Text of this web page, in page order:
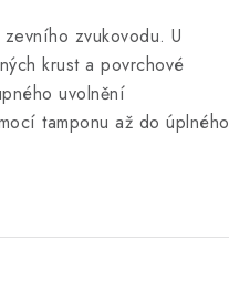
zvukovodu. U
krust a povrchové
uvolnění
tamponu až do úplného